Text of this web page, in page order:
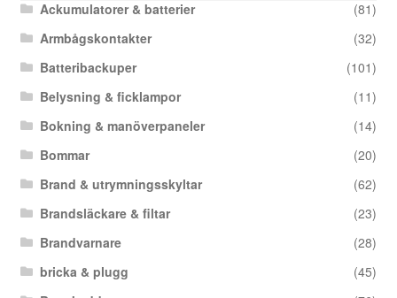
Ackumulatorer & batterier
(81)
Armbågskontakter
(32)
Batteribackuper
(101)
Belysning & ficklampor
(11)
Bokning & manöverpaneler
(14)
Bommar
(20)
Brand & utrymningsskyltar
(62)
Brandsläckare & filtar
(23)
Brandvarnare
(28)
bricka & plugg
(45)